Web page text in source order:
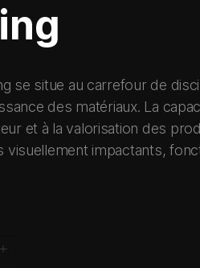
se situe au carrefour de
des matériaux. La
et à la valorisation des
visuellement impactants,